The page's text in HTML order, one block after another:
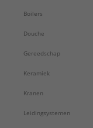
Boilers
Douche
Gereedschap
Keramiek
Kranen
Leidingsystemen